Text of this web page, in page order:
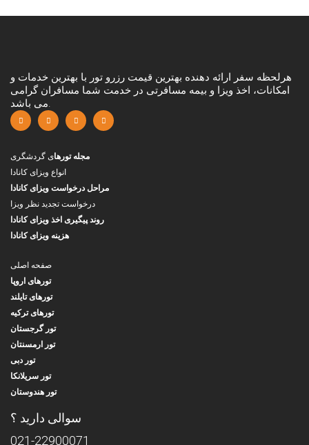
هرلحظه سفر ارائه دهنده بهترین قیمت رزرو تور با بهترین خدمات و
امکانات، اخذ ویزا و بیمه مسافرتی در خدمت شما مسافران گرامی
می باشد.
مجله تورهای گردشگری
انواع ویزای کانادا
مراحل درخواست ویزای کانادا
درخواست تجدید نظر ویزا
روند پیگیری اخذ ویزای کانادا
هزینه ویزای کانادا
صفحه اصلی
تورهای اروپا
تورهای تایلند
تورهای ترکیه
تور گرجستان
تور ارمسنتان
تور دبی
تور سریلانکا
تور هندوستان
سوالی دارید ؟
021-22900071